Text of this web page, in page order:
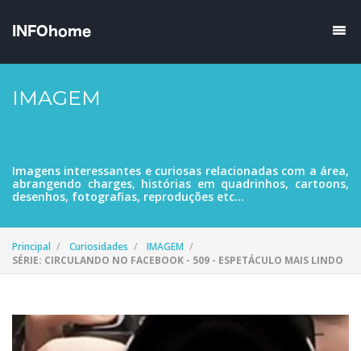
IMAGEM
Imagens interessantes e curiosas relacionadas com a área,
abrangendo charges, histórias em quadrinhos, cartoons,
desenhos, fotografias, reproduções etc...
Principal Curiosidades
IMAGEM
SÉRIE: CIRCULANDO NO FACEBOOK - 509 - ESPETÁCULO MAIS LINDO